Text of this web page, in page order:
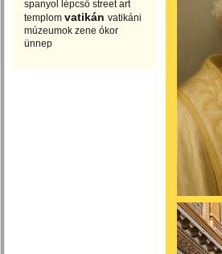
spanyol lépcső street art
templom vatikán vatikáni
múzeumok zene ókor
ünnep